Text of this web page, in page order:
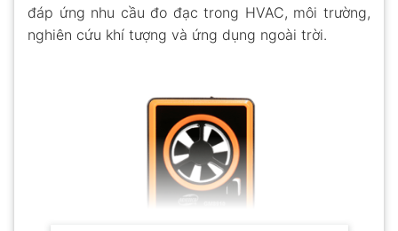
đáp ứng nhu cầu đo đạc trong HVAC, môi trường,
nghiên cứu khí tượng và ứng dụng ngoài trời.